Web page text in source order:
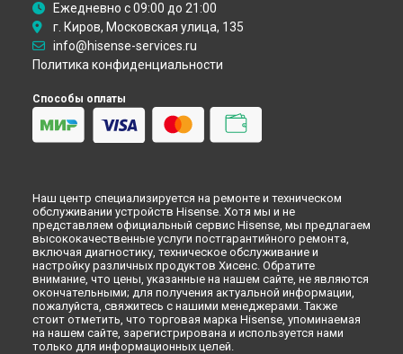
Ежедневно с 09:00 до 21:00
г. Киров, Московская улица, 135
info@hisense-services.ru
Политика конфиденциальности
Способы оплаты
Наш центр специализируется на ремонте и техническом
обслуживании устройств Hisense. Хотя мы и не
представляем официальный сервис Hisense, мы предлагаем
высококачественные услуги постгарантийного ремонта,
включая диагностику, техническое обслуживание и
настройку различных продуктов Хисенс. Обратите
внимание, что цены, указанные на нашем сайте, не являются
окончательными; для получения актуальной информации,
пожалуйста, свяжитесь с нашими менеджерами. Также
стоит отметить, что торговая марка Hisense, упоминаемая
на нашем сайте, зарегистрирована и используется нами
только для информационных целей.